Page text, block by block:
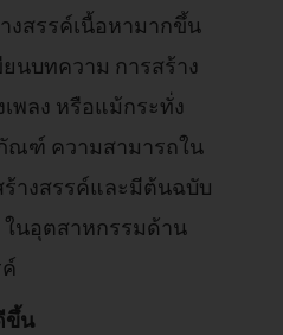
งสรรค์เนื้อหามากขึ้น
ยนบทความ การสร้าง
พลง หรือแม้กระทั่ง
ณฑ์ ความสามารถใน
างสรรค์และมีต้นฉบับ
ในอุตสาหกรรมด้าน
ขึ้น